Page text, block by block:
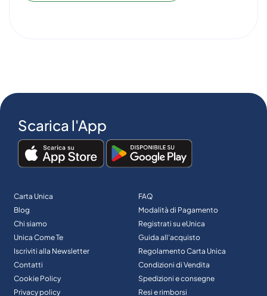
Scarica l'App
Carta Unica
Blog
Chi siamo
Unica Come Te
Iscriviti alla Newsletter
Contatti
Cookie Policy
Privacy policy
FAQ
Modalità di Pagamento
Registrati su eUnica
Guida all’acquisto
Regolamento Carta Unica
Condizioni di Vendita
Spedizioni e consegne
Resi e rimborsi